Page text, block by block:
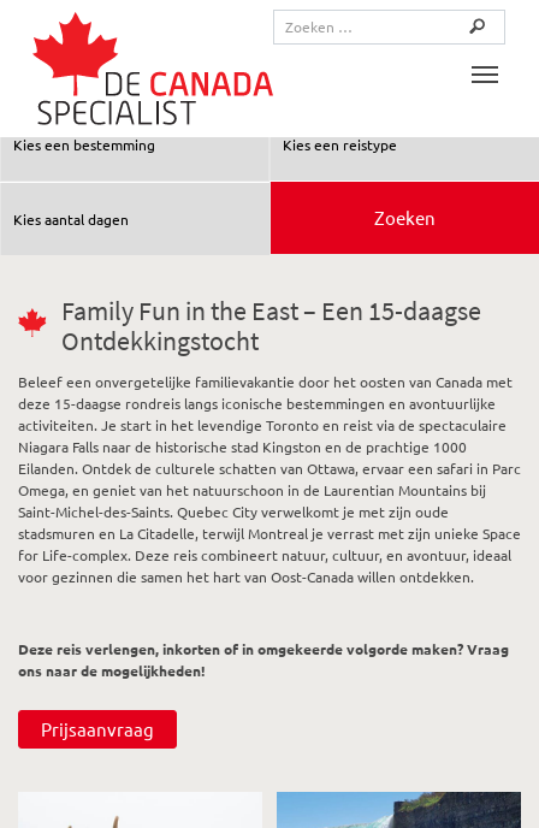
Family Fun in the East – Een 15-daagse
Ontdekkingstocht
Beleef een onvergetelijke familievakantie door het oosten van Canada met
deze 15-daagse rondreis langs iconische bestemmingen en avontuurlijke
activiteiten. Je start in het levendige Toronto en reist via de spectaculaire
Niagara Falls naar de historische stad Kingston en de prachtige 1000
Eilanden. Ontdek de culturele schatten van Ottawa, ervaar een safari in Parc
Omega, en geniet van het natuurschoon in de Laurentian Mountains bij
Saint-Michel-des-Saints. Quebec City verwelkomt je met zijn oude
stadsmuren en La Citadelle, terwijl Montreal je verrast met zijn unieke Space
for Life-complex. Deze reis combineert natuur, cultuur, en avontuur, ideaal
voor gezinnen die samen het hart van Oost-Canada willen ontdekken.
Deze reis verlengen, inkorten of in omgekeerde volgorde maken? Vraag
ons naar de mogelijkheden!
Prijsaanvraag